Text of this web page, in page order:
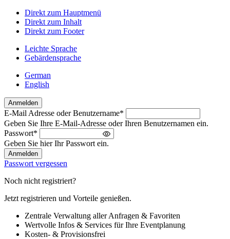
Direkt zum Hauptmenü
Direkt zum Inhalt
Direkt zum Footer
Leichte Sprache
Gebärdensprache
German
English
Anmelden
Willkommen
zurück!
Bitte
melden
Sie
sich
an
E-Mail Adresse oder Benutzername*
Geben Sie Ihre E-Mail-Adresse oder Ihren Benutzernamen ein.
Passwort*
Geben Sie hier Ihr Passwort ein.
Passwort vergessen
Noch nicht registriert?
Jetzt registrieren und Vorteile genießen.
Zentrale Verwaltung aller Anfragen & Favoriten
Wertvolle Infos & Services für Ihre Eventplanung
Kosten- & Provisionsfrei